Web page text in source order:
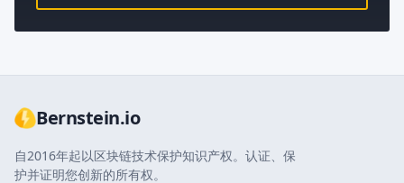
Bernstein.io
自2016年起以区块链技术保护知识产权。认证、保
护并证明您创新的所有权。